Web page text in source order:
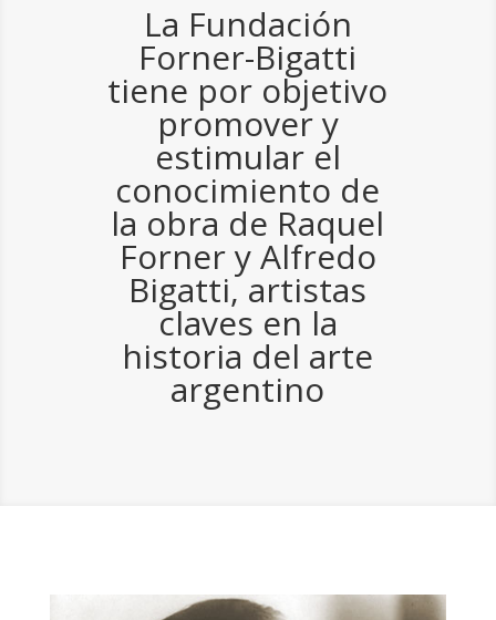
La Fundación
Forner-Bigatti
tiene por objetivo
promover y
estimular el
conocimiento de
la obra de Raquel
Forner y Alfredo
Bigatti, artistas
claves en la
historia del arte
argentino